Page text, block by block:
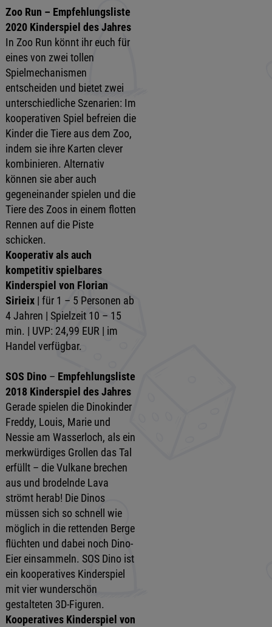
Zoo Run – Empfehlungsliste
2020 Kinderspiel des Jahres
In Zoo Run könnt ihr euch für
eines von zwei tollen
Spielmechanismen
entscheiden und bietet zwei
unterschiedliche Szenarien: Im
kooperativen Spiel befreien die
Kinder die Tiere aus dem Zoo,
indem sie ihre Karten clever
kombinieren. Alternativ
können sie aber auch
gegeneinander spielen und die
Tiere des Zoos in einem flotten
Rennen auf die Piste
schicken.
Kooperativ als auch
kompetitiv spielbares
Kinderspiel von Florian
Sirieix | für 1 – 5 Personen ab
4 Jahren | Spielzeit 10 – 15
min. | UVP: 24,99 EUR | im
Handel verfügbar.
SOS Dino– Empfehlungsliste
2018 Kinderspiel des Jahres
Gerade spielen die Dinokinder
Freddy, Louis, Marie und
Nessie am Wasserloch, als ein
merkwürdiges Grollen das Tal
erfüllt – die Vulkane brechen
aus und brodelnde Lava
strömt herab! Die Dinos
müssen sich so schnell wie
möglich in die rettenden Berge
flüchten und dabei noch Dino-
Eier einsammeln. SOS Dino ist
ein kooperatives Kinderspiel
mit vier wunderschön
gestalteten 3D-Figuren.
Kooperatives Kinderspiel von